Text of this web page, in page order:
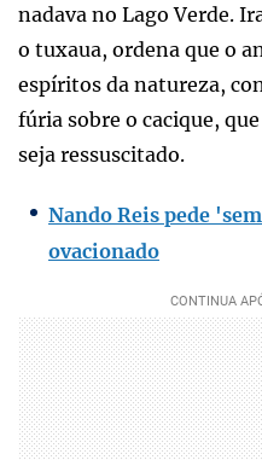
nadava no Lago Verde.
o tuxaua, ordena que o
espíritos da natureza,
fúria sobre o cacique,
seja ressuscitado.
Nando Reis pede
ovacionado